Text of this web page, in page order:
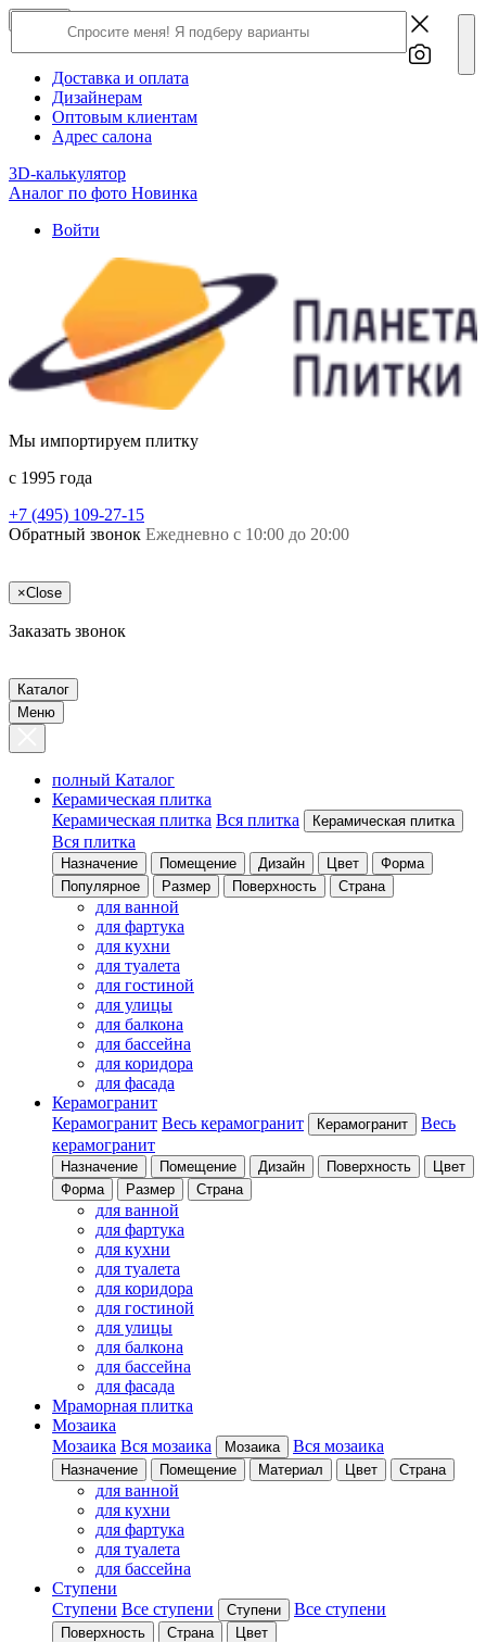
О компании
Доставка и оплата
Дизайнерам
Оптовым клиентам
Адрес салона
3D-калькулятор
Аналог по фото Новинка
Войти
Мы импортируем плитку
c 1995 года
+7 (495) 109-27-15
Обратный звонок Ежедневно с 10:00 до 20:00
×Close
Заказать звонок
Каталог
Меню
полный Каталог
Керамическая плитка
Керамическая плитка Вся плитка Керамическая плитка
Вся плитка
Назначение Помещение Дизайн Цвет
Форма
Популярное
Размер Поверхность Страна
для ванной
для фартука
для кухни
для туалета
для гостиной
для улицы
для балкона
для бассейна
для коридора
для фасада
Керамогранит
Керамогранит Весь керамогранит Керамогранит
Весь
керамогранит
Назначение Помещение Дизайн Поверхность
Цвет
Форма
Размер Страна
для ванной
для фартука
для кухни
для туалета
для коридора
для гостиной
для улицы
для балкона
для бассейна
для фасада
Мраморная плитка
Мозаика
Мозаика Вся мозаика Мозаика Вся мозаика
Назначение Помещение Материал Цвет Страна
для ванной
для кухни
для фартука
для туалета
для бассейна
Ступени
Ступени Все ступени Ступени Все ступени
Поверхность Страна Цвет